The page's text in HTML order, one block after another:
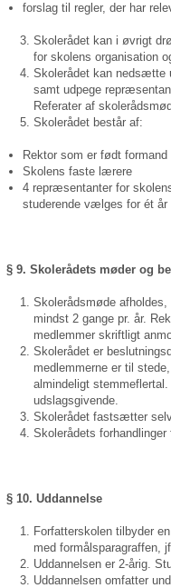
forslag til regler, der har
Skolerådet kan i øvrigt
for skolens organisation
Skolerådet kan nedsætte
samt udpege
Referater af
Skolerådet består af:
Rektor som er født formand
Skolens faste lærere
4 repræsentanter for
studerende vælges for ét år
§ 9. Skolerådets møder og
Skolerådsmøde
mindst 2 gange pr. år.
medlemmer skriftligt
Skolerådet er
medlemmerne er til
almindeligt
udslagsgivende.
Skolerådet fastsætter
Skolerådets
§ 10. Uddannelse
Forfatterskolen tilbyder
med formålsparagraffen,
Uddannelsen er 2-årig.
Uddannelsen omfatter